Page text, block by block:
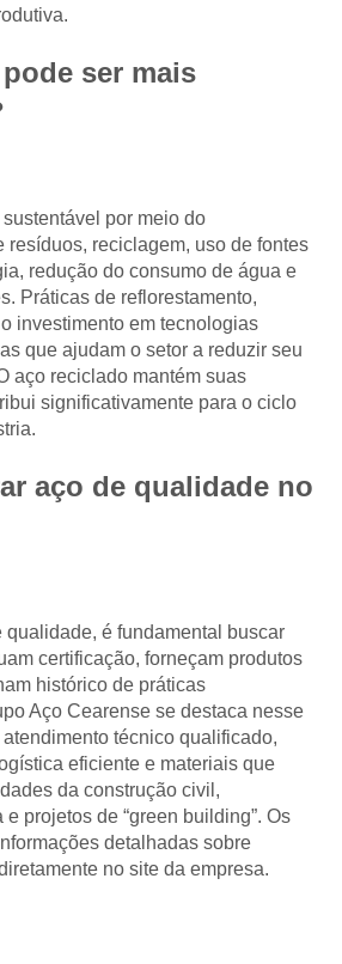
ser mais
por meio do
resíduos, reciclagem, uso de fontes
redução do consumo de água e
Práticas de reflorestamento,
investimento em tecnologias
que ajudam o setor a reduzir seu
aço reciclado mantém suas
significativamente para o ciclo
aço de qualidade no
qualidade, é fundamental buscar
certificação, forneçam produtos
histórico de práticas
Aço Cearense se destaca nesse
técnico qualificado,
eficiente e materiais que
da construção civil,
projetos de “green building”. Os
detalhadas sobre
no site da empresa.